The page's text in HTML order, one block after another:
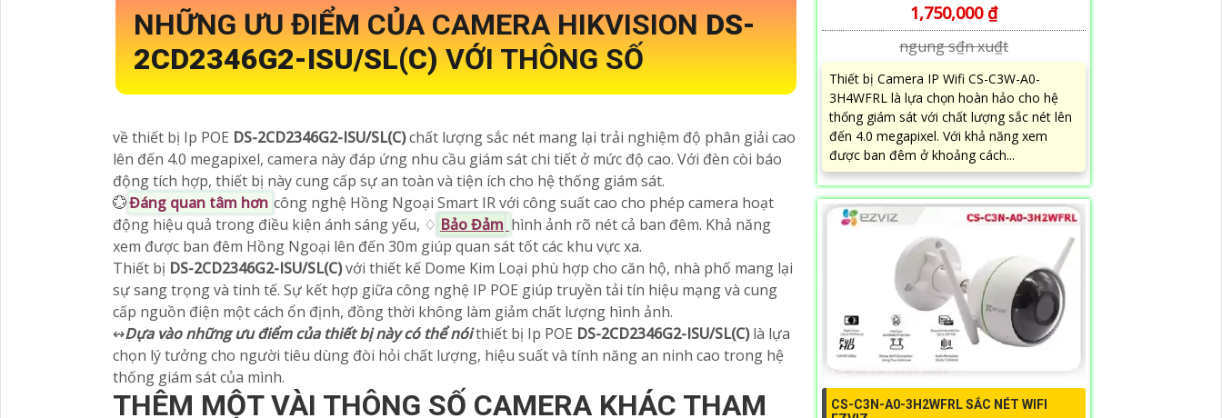
NHỮNG ƯU ĐIỂM CỦA CAMERA HIKVISION DS-
2CD2346G2-ISU/SL(C) VỚI THÔNG SỐ
về thiết bị Ip POE DS-2CD2346G2-ISU/SL(C)chất lượng sắc nét mang lại trải nghiệm độ phân giải cao
lên đến 4.0 megapixel, camera này đáp ứng nhu cầu giám sát chi tiết ở mức độ cao. Với đèn còi báo
động tích hợp, thiết bị này cung cấp sự an toàn và tiện ích cho hệ thống giám sát.
💮Đáng quan tâm hơn công nghệ Hồng Ngoại Smart IR với công suất cao cho phép camera hoạt
động hiệu quả trong điều kiện ánh sáng yếu, ♢ Bảo Đảm hình ảnh rõ nét cả ban đêm. Khả năng
xem được ban đêm Hồng Ngoại lên đến 30m giúp quan sát tốt các khu vực xa.
Thiết bị DS-2CD2346G2-ISU/SL(C)với thiết kế Dome Kim Loại phù hợp cho căn hộ, nhà phố mang lại
sự sang trọng và tinh tế. Sự kết hợp giữa công nghệ IP POE giúp truyền tải tín hiệu mạng và cung
cấp nguồn điện một cách ổn định, đồng thời không làm giảm chất lượng hình ảnh.
↭Dựa vào những ưu điểm của thiết bị này có thể nóithiết bị Ip POE DS-2CD2346G2-ISU/SL(C)là lựa
chọn lý tưởng cho người tiêu dùng đòi hỏi chất lượng, hiệu suất và tính năng an ninh cao trong hệ
thống giám sát của mình.
THÊM MỘT VÀI THÔNG SỐ CAMERA KHÁC THAM
1,750,000 ₫
ngung s₫n xu₫t
Thiết bị Camera IP Wifi CS-C3W-A0-
3H4WFRL là lựa chọn hoàn hảo cho hệ
thống giám sát với chất lượng sắc nét lên
đến 4.0 megapixel. Với khả năng xem
được ban đêm ở khoảng cách...
CS-C3N-A0-3H2WFRL SẮC NÉT WIFI